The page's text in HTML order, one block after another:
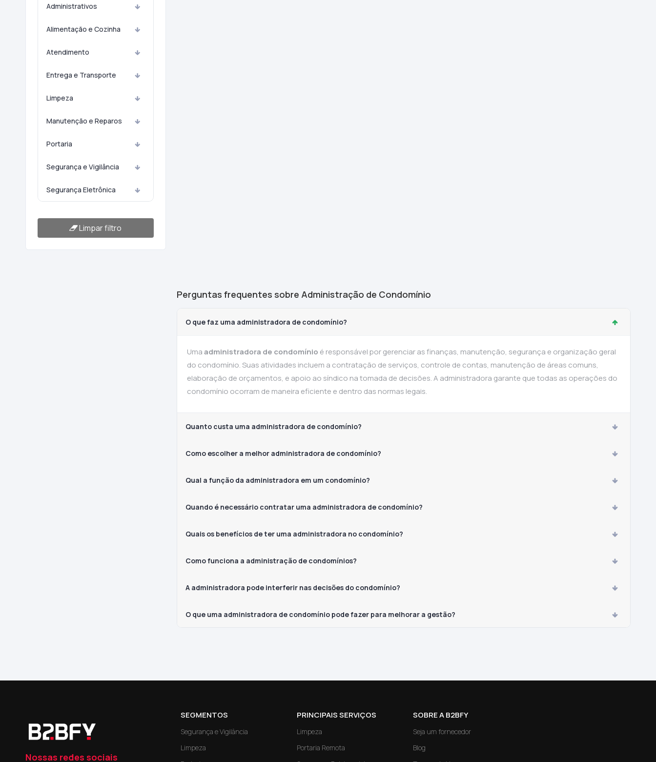
Setor Alimentício
Transporte e Logística
Turismo e Hotelaria
Administrativos
Alimentação e Cozinha
Atendimento
Entrega e Transporte
Limpeza
Manutenção e Reparos
Portaria
Segurança e Vigilância
Segurança Eletrônica
Limpar filtro
Perguntas frequentes sobre Administração de Condomínio
O que faz uma administradora de condomínio?
Umaadministradora de condomínio é responsável por gerenciar as finanças, manutenção, segurança e organização geral
do condomínio. Suas atividades incluem a contratação de serviços, controle de contas, manutenção de áreas comuns,
elaboração de orçamentos, e apoio ao síndico na tomada de decisões. A administradora garante que todas as operações do
condomínio ocorram de maneira eficiente e dentro das normas legais.
Quanto custa uma administradora de condomínio?
Como escolher a melhor administradora de condomínio?
Qual a função da administradora em um condomínio?
Quando é necessário contratar uma administradora de condomínio?
Quais os benefícios de ter uma administradora no condomínio?
Como funciona a administração de condomínios?
A administradora pode interferir nas decisões do condomínio?
O que uma administradora de condomínio pode fazer para melhorar a gestão?
Nossas redes sociais
SEGMENTOS
Segurança e Vigilância
Limpeza
PRINCIPAIS SERVIÇOS
Limpeza
Portaria Remota
SOBRE A B2BFY
Seja um fornecedor
Blog